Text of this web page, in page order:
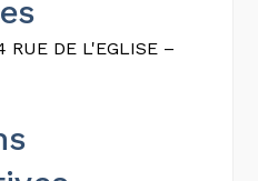
RUE DE L'EGLISE –